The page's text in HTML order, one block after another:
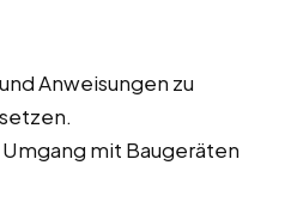
Anweisungen zu
mit Baugeräten